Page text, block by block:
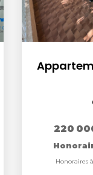
220
Honoraires